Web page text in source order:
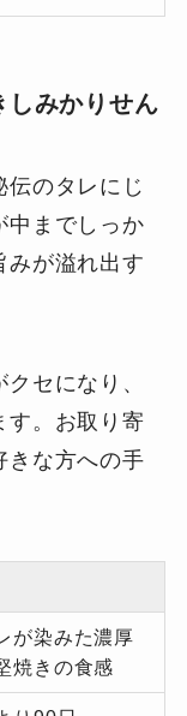
みかりせん
伝のタレにじ
中までしっか
みが溢れ出す
セになり、
す。お取り寄
きな方への手
が染みた濃厚
焼きの食感